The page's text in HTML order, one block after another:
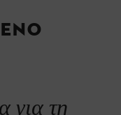
για τη